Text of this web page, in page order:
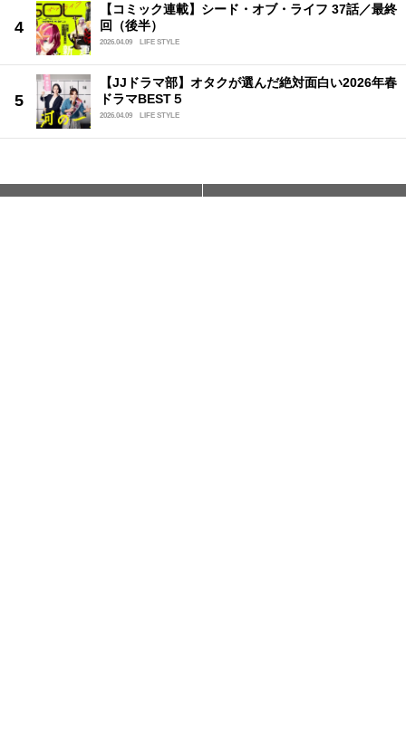
【コミック連載】シード・オブ・ライフ 37話／最終
回（後半）
2026.04.09 LIFE STYLE
【JJドラマ部】オタクが選んだ絶対面白い2026年春
ドラマBEST５
2026.04.09 LIFE STYLE